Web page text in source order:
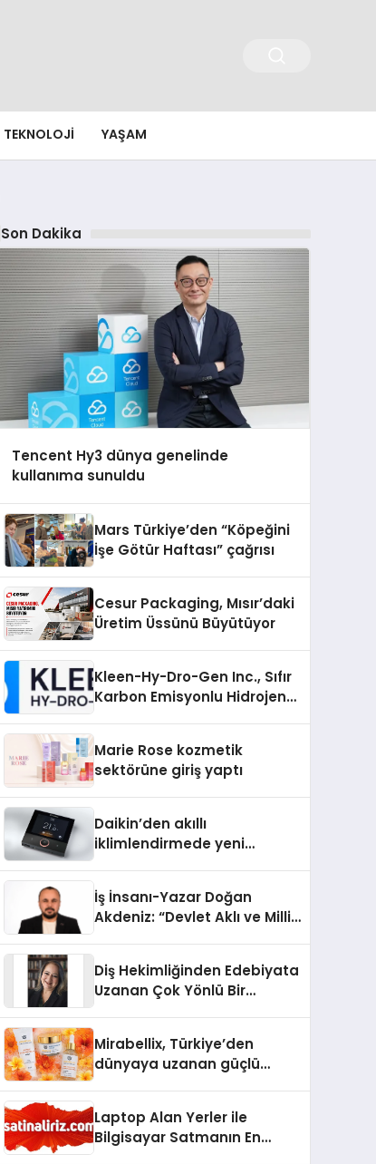
TEKNOLOJI YAŞAM
Son Dakika
Tencent Hy3 dünya genelinde
kullanıma sunuldu
Mars Türkiye’den “Köpeğini
İşe Götür Haftası” çağrısı
Cesur Packaging, Mısır’daki
Üretim Üssünü Büyütüyor
Kleen-Hy-Dro-Gen Inc., Sıfır
Karbon Emisyonlu Hidrojen
Aldı
Marie Rose kozmetik
sektörüne giriş yaptı
Daikin’den akıllı
iklimlendirmede yeni
İş İnsanı-Yazar Doğan
Akdeniz: “Devlet Aklı ve Milli
Diş Hekimliğinden Edebiyata
Uzanan Çok Yönlü Bir
Mirabellix, Türkiye’den
dünyaya uzanan güçlü
Laptop Alan Yerler ile
Bilgisayar Satmanın En